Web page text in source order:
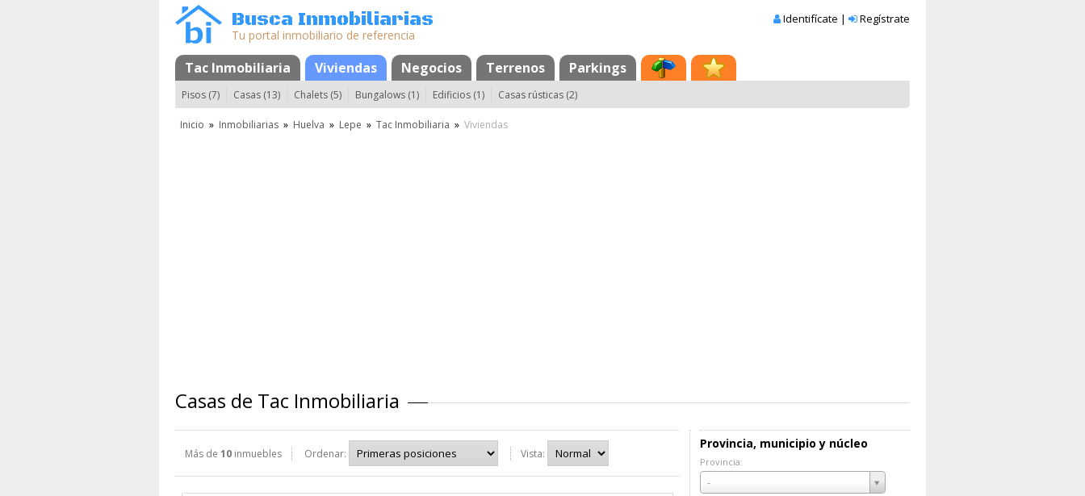
Busca Inmobiliarias
Tu portal inmobiliario de referencia
Identifícate | Regístrate
Tac Inmobiliaria Viviendas Negocios Terrenos Parkings
MapaFavoritos
Pisos (7) Casas (13) Chalets (5) Bungalows (1) Edificios (1) Casas rústicas (2)
Inicio » Inmobiliarias » Huelva » Lepe » Tac Inmobiliaria » Viviendas
Casas de Tac Inmobiliaria
Provincia, municipio y núcleo
Provincia:
-
Provincia:
Más de 10 inmuebles Ordenar: Vista: